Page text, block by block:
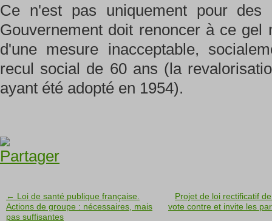
Ce n'est pas uniquement pour des
Gouvernement doit renoncer à ce
d'une mesure inacceptable,
recul social de 60 ans (la
ayant été adopté en 1954).
← Loi de santé publique française.
Actions de groupe : nécessaires, mais
pas suffisantes
Projet de loi rectificatif
vote contre et invite les